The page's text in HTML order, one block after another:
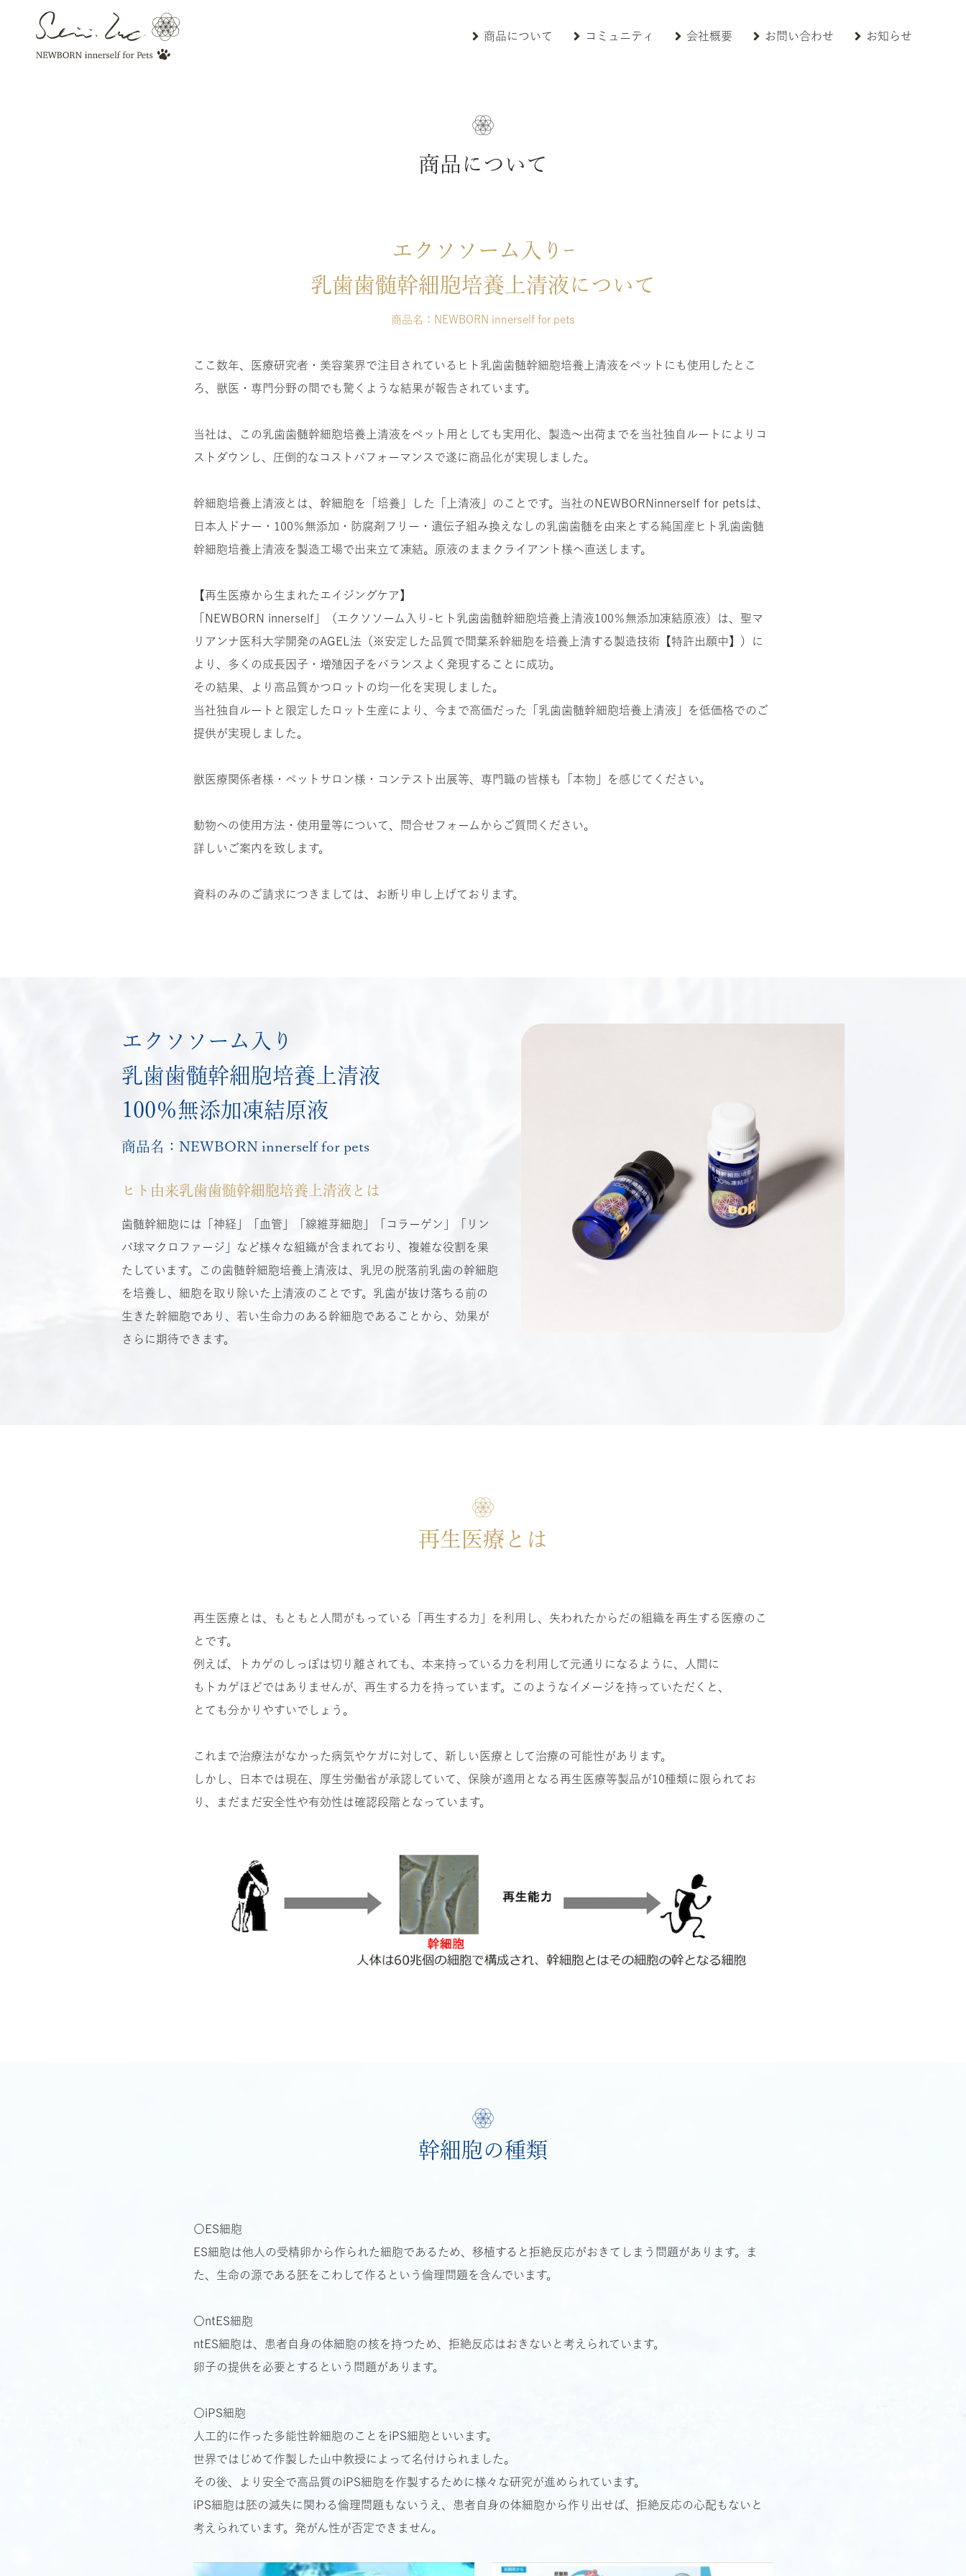
商品について コミュニティ 会社概要 お問い合わせ お知らせ
商品について
エクソソーム入りｰ
乳歯歯髄幹細胞培養上清液について
商品名：NEWBORN innerself for pets
ここ数年、医療研究者・美容業界で注目されているヒト乳歯歯髄幹細胞培養上清液をペットにも使用したとこ
ろ、獣医・専門分野の間でも驚くような結果が報告されています。
当社は、この乳歯歯髄幹細胞培養上清液をペット用としても実用化、製造～出荷までを当社独自ルートによりコ
ストダウンし、圧倒的なコストパフォーマンスで遂に商品化が実現しました。
幹細胞培養上清液とは、幹細胞を「培養」した「上清液」のことです。当社のNEWBORNinnerself for petsは、
日本人ドナー・100％無添加・防腐剤フリー・遺伝子組み換えなしの乳歯歯髄を由来とする純国産ヒト乳歯歯髄
幹細胞培養上清液を製造工場で出来立て凍結。原液のままクライアント様へ直送します。
【再生医療から生まれたエイジングケア】
「NEWBORN innerself」（エクソソーム入り-ヒト乳歯歯髄幹細胞培養上清液100％無添加凍結原液）は、聖マ
リアンナ医科大学開発のAGEL法（※安定した品質で間葉系幹細胞を培養上清する製造技術【特許出願中】）に
より、多くの成長因子・増殖因子をバランスよく発現することに成功。
その結果、より高品質かつロットの均一化を実現しました。
当社独自ルートと限定したロット生産により、今まで高価だった「乳歯歯髄幹細胞培養上清液」を低価格でのご
提供が実現しました。
獣医療関係者様・ペットサロン様・コンテスト出展等、専門職の皆様も「本物」を感じてください。
動物への使用方法・使用量等について、問合せフォームからご質問ください。
詳しいご案内を致します。
資料のみのご請求につきましては、お断り申し上げております。
エクソソーム入り
乳歯歯髄幹細胞培養上清液
100％無添加凍結原液
商品名：NEWBORN innerself for pets
ヒト由来乳歯歯髄幹細胞培養上清液とは
歯髄幹細胞には「神経」「血管」「線維芽細胞」「コラーゲン」「リン
パ球マクロファージ」など様々な組織が含まれており、複雑な役割を果
たしています。この歯髄幹細胞培養上清液は、乳児の脱落前乳歯の幹細胞
を培養し、細胞を取り除いた上清液のことです。乳歯が抜け落ちる前の
生きた幹細胞であり、若い生命力のある幹細胞であることから、効果が
さらに期待できます。
再生医療とは
再生医療とは、もともと人間がもっている「再生する力」を利用し、失われたからだの組織を再生する医療のこ
とです。
例えば、トカゲのしっぽは切り離されても、本来持っている力を利用して元通りになるように、人間に
もトカゲほどではありませんが、再生する力を持っています。このようなイメージを持っていただくと、
とても分かりやすいでしょう。
これまで治療法がなかった病気やケガに対して、新しい医療として治療の可能性があります。
しかし、日本では現在、厚生労働省が承認していて、保険が適用となる再生医療等製品が10種類に限られてお
り、まだまだ安全性や有効性は確認段階となっています。
幹細胞の種類
〇ES細胞
ES細胞は他人の受精卵から作られた細胞であるため、移植すると拒絶反応がおきてしまう問題があります。ま
た、生命の源である胚をこわして作るという倫理問題を含んでいます。
〇ntES細胞
ntES細胞は、患者自身の体細胞の核を持つため、拒絶反応はおきないと考えられています。
卵子の提供を必要とするという問題があります。
〇iPS細胞
人工的に作った多能性幹細胞のことをiPS細胞といいます。
世界ではじめて作製した山中教授によって名付けられました。
その後、より安全で高品質のiPS細胞を作製するために様々な研究が進められています。
iPS細胞は胚の滅失に関わる倫理問題もないうえ、患者自身の体細胞から作り出せば、拒絶反応の心配もないと
考えられています。発がん性が否定できません。